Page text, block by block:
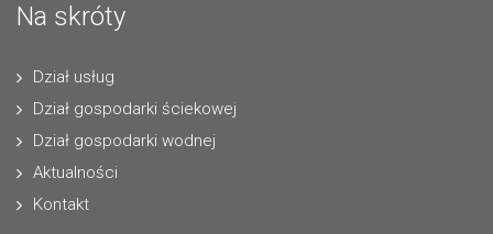
Na skróty
Dział usług
Dział gospodarki ściekowej
Dział gospodarki wodnej
Aktualności
Kontakt